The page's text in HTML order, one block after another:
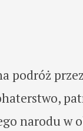
podróż
narodu w